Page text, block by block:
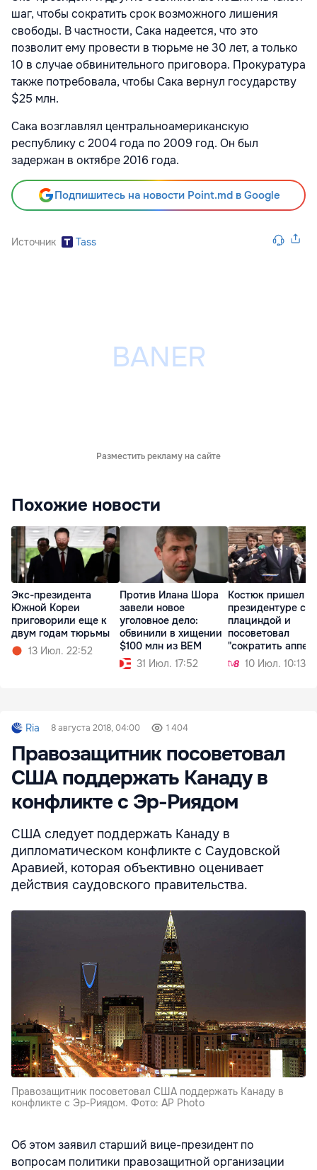
шаг, чтобы сократить срок возможного лишения
свободы. В частности, Сака надеется, что это
позволит ему провести в тюрьме не 30 лет, а только
10 в случае обвинительного приговора. Прокуратура
также потребовала, чтобы Сака вернул государству
$25 млн.
Сака возглавлял центральноамериканскую
республику с 2004 года по 2009 год. Он был
задержан в октябре 2016 года.
Подпишитесь на новости Point.md в Google
Источник Tass
Разместить рекламу на сайте
Похожие новости
Экс-президента
Южной Кореи
приговорили еще к
двум годам тюрьмы
13 Июл. 22:52
Против Илана Шора
завели новое
уголовное дело:
обвинили в хищении
$100 млн из BEM
31 Июл. 17:52
Костюк пришел к
президентуре с
плациндой и
посоветовал
"сократить
чиновников"
10 Июл. 10:13
Ria 8 августа 2018, 04:00 1 404
Правозащитник посоветовал
США поддержать Канаду в
конфликте с Эр-Риядом
США следует поддержать Канаду в
дипломатическом конфликте с Саудовской
Аравией, которая объективно оценивает
действия саудовского правительства.
Правозащитник посоветовал США поддержать Канаду в
конфликте с Эр-Риядом. Фото: AP Photo
Об этом заявил старший вице-президент по
вопросам политики правозащитной организации